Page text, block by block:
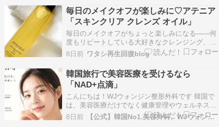
毎日のメイクオフが楽しみに♡アテニア
「スキンクリア クレンズ オイル」
毎日のメイクオフがちょっと楽しみになる——何
度もリピートしている大好きなクレンジング、ア
テニアの「スキンクリア クレンズ オイル （アロ
マタイプ／リフレシングシトラスの香り）」を使
用しました。 スキンクリア クレンズ オイル ポン
プタイプで適量を取り出しやすくて、便利です。
と…
8日前 ワタシ再生回復blog
韓国旅行で美容医療を受けるなら
「NAD+点滴」
こんにちは！WJウォンジン整形外科です 韓国で
は、美容医療だけでなく健康管理やウェルネスケ
アへの関心も高まっています。その中でも近年注
目されているのがNAD+（エヌエーディープラ
8日前 【公式】韓国No1.美容外科、WJウォンジン整形外科